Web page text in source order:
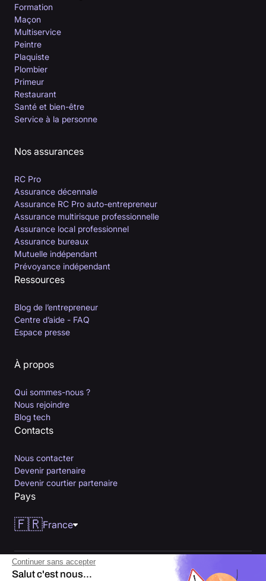
Formation
Maçon
Multiservice
Peintre
Plaquiste
Plombier
Primeur
Restaurant
Santé et bien-être
Service à la personne
Nos assurances
RC Pro
Assurance décennale
Assurance RC Pro auto-entrepreneur
Assurance multirisque professionnelle
Assurance local professionnel
Assurance bureaux
Mutuelle indépendant
Prévoyance indépendant
Ressources
Blog de l’entrepreneur
Centre d’aide - FAQ
Espace presse
À propos
Qui sommes-nous ?
Nous rejoindre
Blog tech
Contacts
Nous contacter
Devenir partenaire
Devenir courtier partenaire
Pays
🇫🇷France
Continuer sans accepter
Salut c'est nous...